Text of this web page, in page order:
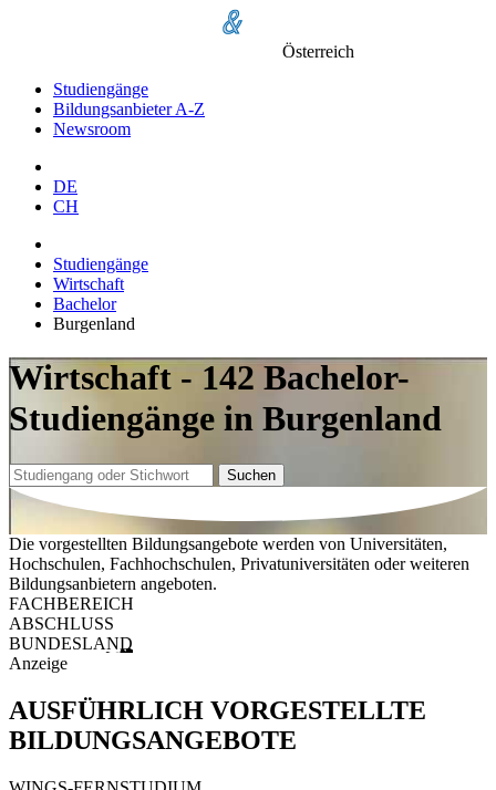
Österreich
Studiengänge
Bildungsanbieter A-Z
Newsroom
DE
CH
Studiengänge
Wirtschaft
Bachelor
Burgenland
Wirtschaft - 142 Bachelor-
Studiengänge in Burgenland
Suchen
Die vorgestellten Bildungsangebote werden von Universitäten,
Hochschulen, Fachhochschulen, Privatuniversitäten oder weiteren
Bildungsanbietern angeboten.
FACHBEREICH
ABSCHLUSS
BUNDESLAND
Anzeige
AUSFÜHRLICH VORGESTELLTE
BILDUNGSANGEBOTE